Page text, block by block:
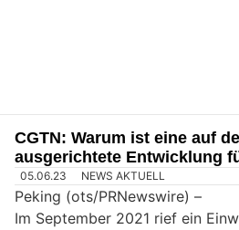
CGTN: Warum ist eine auf
ausgerichtete Entwicklung
05.06.23 NEWS AKTUELL
Peking (ots/PRNewswire) –
Im September 2021 rief ein